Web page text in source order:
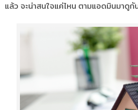
แล้ว จะน่าสนใจแค่ไหน ตามแอดมินมาดูกั